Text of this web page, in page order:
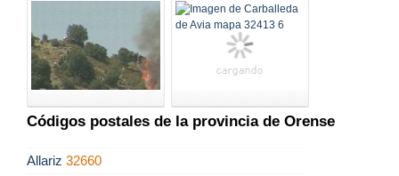
Códigos postales de la provincia de Orense
Allariz 32660